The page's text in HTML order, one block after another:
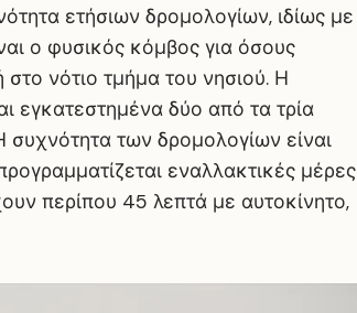
ετήσιων δρομολογίων, ιδίως με
ο φυσικός κόμβος για όσους
νότιο τμήμα του νησιού. Η
εγκατεστημένα δύο από τα τρία
των δρομολογίων είναι
εναλλακτικές μέρες
περίπου 45 λεπτά με αυτοκίνητο,